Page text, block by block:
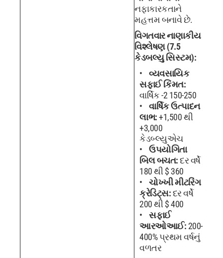
નફાકારકતાને
મહત્તમ બનાવે છે.
વિગતવાર નાણાકીય
વિશ્લેષણ (7.5
કેડબલ્યુ સિસ્ટમ):
વ્યવસાયિક
સફાઈ કિંમત:
વાર્ષિક -2 150-250
વાર્ષિક ઉત્પાદન
લાભ:+1,500 થી
+3,000
કેડબ્લ્યુએચ
ઉપયોગિતા
બિલ બચત:દર વર્ષે
180 થી $ 360
ચોખ્ખી મીટરિંગ
ક્રેડિટ્સ:દર વર્ષે
200 થી $ 400
સફાઈ
આરઓઆઈ:200-
400% પ્રથમ વર્ષનું
વળતર